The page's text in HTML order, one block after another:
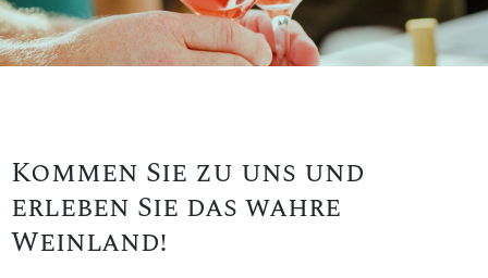
Kommen Sie zu uns und
erleben Sie das wahre
Weinland!